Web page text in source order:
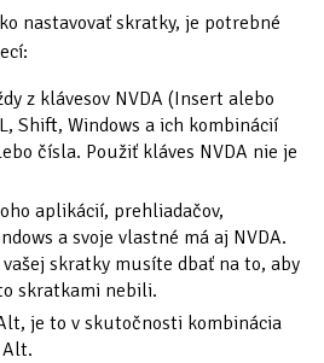
(566)
nastavovať skratky, je potrebné
z klávesov NVDA (Insert alebo
Shift, Windows a ich kombinácií
čísla. Použiť kláves NVDA nie je
aplikácií, prehliadačov,
a svoje vlastné má aj NVDA.
skratky musíte dbať na to, aby
skratkami nebili.
je to v skutočnosti kombinácia
Alt.